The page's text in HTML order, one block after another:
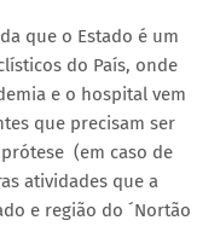
que o Estado é um
do País, onde
e o hospital vem
que precisam ser
(em caso de
atividades que a
e região do ´Nortão